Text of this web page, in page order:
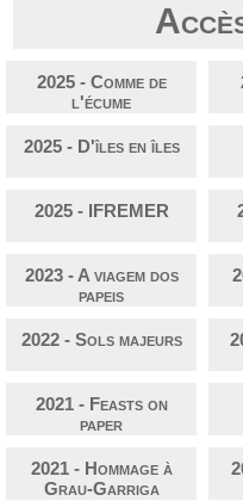
2025 - Comme de
l'écume
2025 - D'îles en îles
2025 - IFREMER
2023 - A viagem dos
papeis
2022 - Sols majeurs
2021 - Feasts on
paper
2021 - Hommage à
Grau-Garriga